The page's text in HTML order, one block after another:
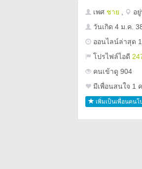
เพศ ชาย อ
วันเกิด 4 ม.ค.
ออนไลน์ล่าสุด
โปรไฟล์ไอดี
คนเข้าดู 904
มีเพื่อนสนใจ 1
เพิ่มเป็นเพื่อนคนโ